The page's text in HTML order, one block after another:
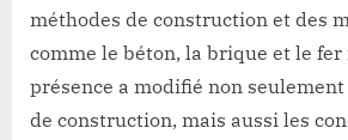
méthodes de construction et des
comme le béton, la brique et le fer
présence a modifié non
de construction, mais aussi les